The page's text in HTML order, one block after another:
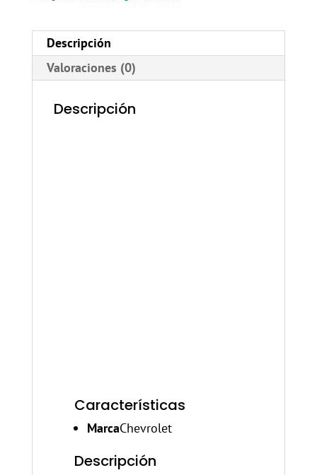
Descripción
Valoraciones (0)
Descripción
Características
MarcaChevrolet
Descripción